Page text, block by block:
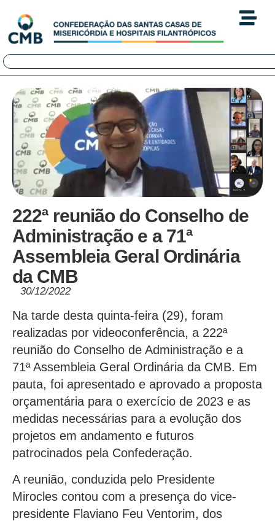
222ª reunião do Conselho de
Administração e a 71ª
Assembleia Geral Ordinária
da CMB
30/12/2022
Na tarde desta quinta-feira (29), foram
realizadas por videoconferência, a 222ª
reunião do Conselho de Administração e a
71ª Assembleia Geral Ordinária da CMB. Em
pauta, foi apresentado e aprovado a proposta
orçamentária para o exercício de 2023 e as
medidas necessárias para a evolução dos
projetos em andamento e futuros
patrocinados pela Confederação.
A reunião, conduzida pelo Presidente
Mirocles contou com a presença do vice-
presidente Flaviano Feu Ventorim, dos